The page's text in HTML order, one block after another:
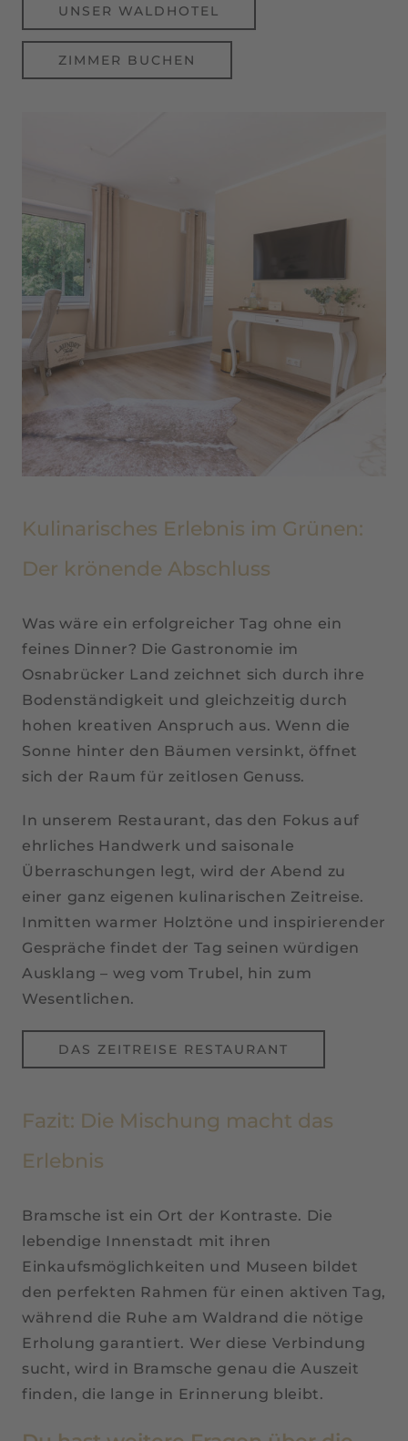
UNSER WALDHOTEL
ZIMMER BUCHEN
Kulinarisches Erlebnis im Grünen:
Der krönende Abschluss
Was wäre ein erfolgreicher Tag ohne ein
feines Dinner? Die Gastronomie im
Osnabrücker Land zeichnet sich durch ihre
Bodenständigkeit und gleichzeitig durch
hohen kreativen Anspruch aus. Wenn die
Sonne hinter den Bäumen versinkt, öffnet
sich der Raum für zeitlosen Genuss.
In unserem Restaurant, das den Fokus auf
ehrliches Handwerk und saisonale
Überraschungen legt, wird der Abend zu
einer ganz eigenen kulinarischen Zeitreise.
Inmitten warmer Holztöne und inspirierender
Gespräche findet der Tag seinen würdigen
Ausklang – weg vom Trubel, hin zum
Wesentlichen.
DAS ZEITREISE RESTAURANT
Fazit: Die Mischung macht das
Erlebnis
Bramsche ist ein Ort der Kontraste. Die
lebendige Innenstadt mit ihren
Einkaufsmöglichkeiten und Museen bildet
den perfekten Rahmen für einen aktiven Tag,
während die Ruhe am Waldrand die nötige
Erholung garantiert. Wer diese Verbindung
sucht, wird in Bramsche genau die Auszeit
finden, die lange in Erinnerung bleibt.